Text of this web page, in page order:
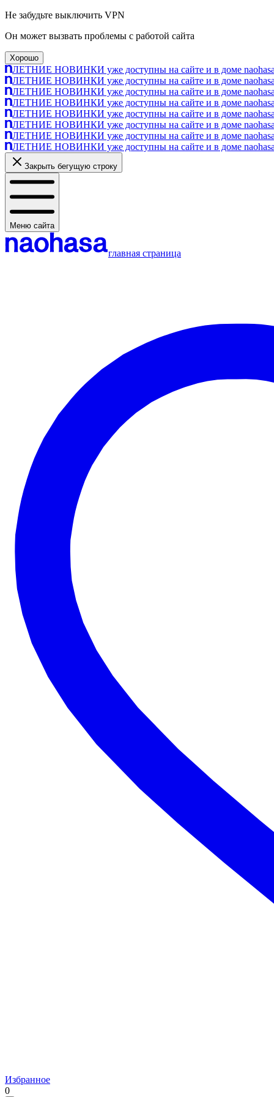
Не забудьте выключить VPN
Он может вызвать проблемы с работой сайта
Хорошо
ЛЕТНИЕ НОВИНКИ уже доступны на сайте и в доме naohasa
ЛЕТНИЕ НОВИНКИ уже доступны на сайте и в доме naohasa
ЛЕТНИЕ НОВИНКИ уже доступны на сайте и в доме naohasa
ЛЕТНИЕ НОВИНКИ уже доступны на сайте и в доме naohasa
ЛЕТНИЕ НОВИНКИ уже доступны на сайте и в доме naohasa
ЛЕТНИЕ НОВИНКИ уже доступны на сайте и в доме naohasa
ЛЕТНИЕ НОВИНКИ уже доступны на сайте и в доме naohasa
ЛЕТНИЕ НОВИНКИ уже доступны на сайте и в доме naohasa
Закрыть бегущую строку
Меню сайта
главная страница
Избранное
0